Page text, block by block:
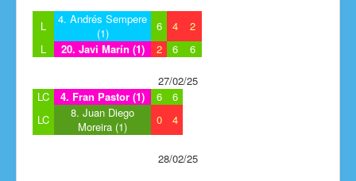
L
4. Andrés Sempere
(1)
6 4
2
L
20. Javi Marín (1) 2 6 6
27/02/25
LC
4. Fran Pastor (1) 6
6
LC
8. Juan Diego
Moreira (1)
0 4
28/02/25